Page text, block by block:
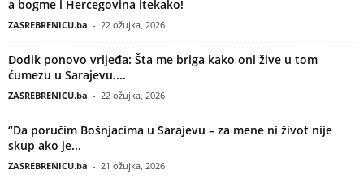
a bogme i Hercegovina itekako!
ZASREBRENICU.ba - 22 ožujka, 2026
Dodik ponovo vrijeđa: Šta me briga kako oni žive u tom
ćumezu u Sarajevu....
ZASREBRENICU.ba - 22 ožujka, 2026
“Da poručim Bošnjacima u Sarajevu – za mene ni život nije
skup ako je...
ZASREBRENICU.ba - 21 ožujka, 2026